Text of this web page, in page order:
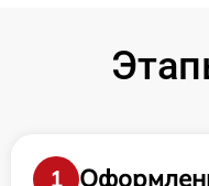
1